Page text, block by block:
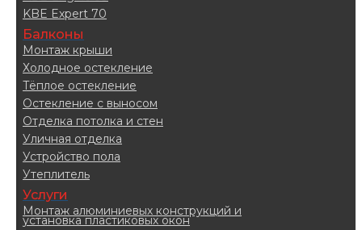
KBE Expert 70
Балконы
Монтаж крыши
Холодное остекление
Тёплое остекление
Остекление с выносом
Отделка потолка и стен
Уличная отделка
Устройство пола
Утеплитель
Услуги
Монтаж алюминиевых конструкций и
установка пластиковых окон